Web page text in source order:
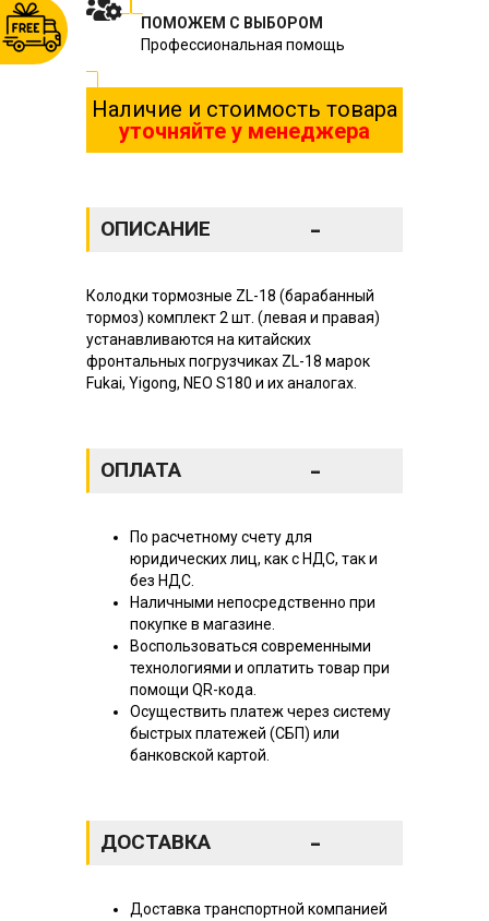
ПОМОЖЕМ С ВЫБОРОМ
Профессиональная помощь
Наличие и стоимость товара
уточняйте у менеджера
ОПИСАНИЕ -
Колодки тормозные ZL-18 (барабанный
тормоз) комплект 2 шт. (левая и правая)
устанавливаются на китайских
фронтальных погрузчиках ZL-18 марок
Fukai, Yigong, NEO S180 и их аналогах.
ОПЛАТА -
По расчетному счету для
юридических лиц, как с НДС, так и
без НДС.
Наличными непосредственно при
покупке в магазине.
Воспользоваться современными
технологиями и оплатить товар при
помощи QR-кода.
Осуществить платеж через систему
быстрых платежей (СБП) или
банковской картой.
ДОСТАВКА -
Доставка транспортной компанией